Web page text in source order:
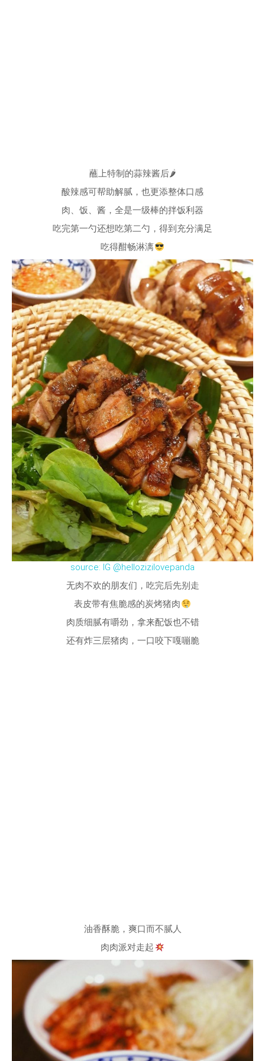
蘸上特制的蒜辣酱后🌶
酸辣感可帮助解腻，也更添整体口感
肉、饭、酱，全是一级棒的拌饭利器
吃完第一勺还想吃第二勺，得到充分满足
吃得酣畅淋漓
source: IG @hellozizilovepanda
无肉不欢的朋友们，吃完后先别走
表皮带有焦脆感的炭烤猪肉
肉质细腻有嚼劲，拿来配饭也不错
还有炸三层猪肉，一口咬下嘎嘣脆
油香酥脆，爽口而不腻人
肉肉派对走起